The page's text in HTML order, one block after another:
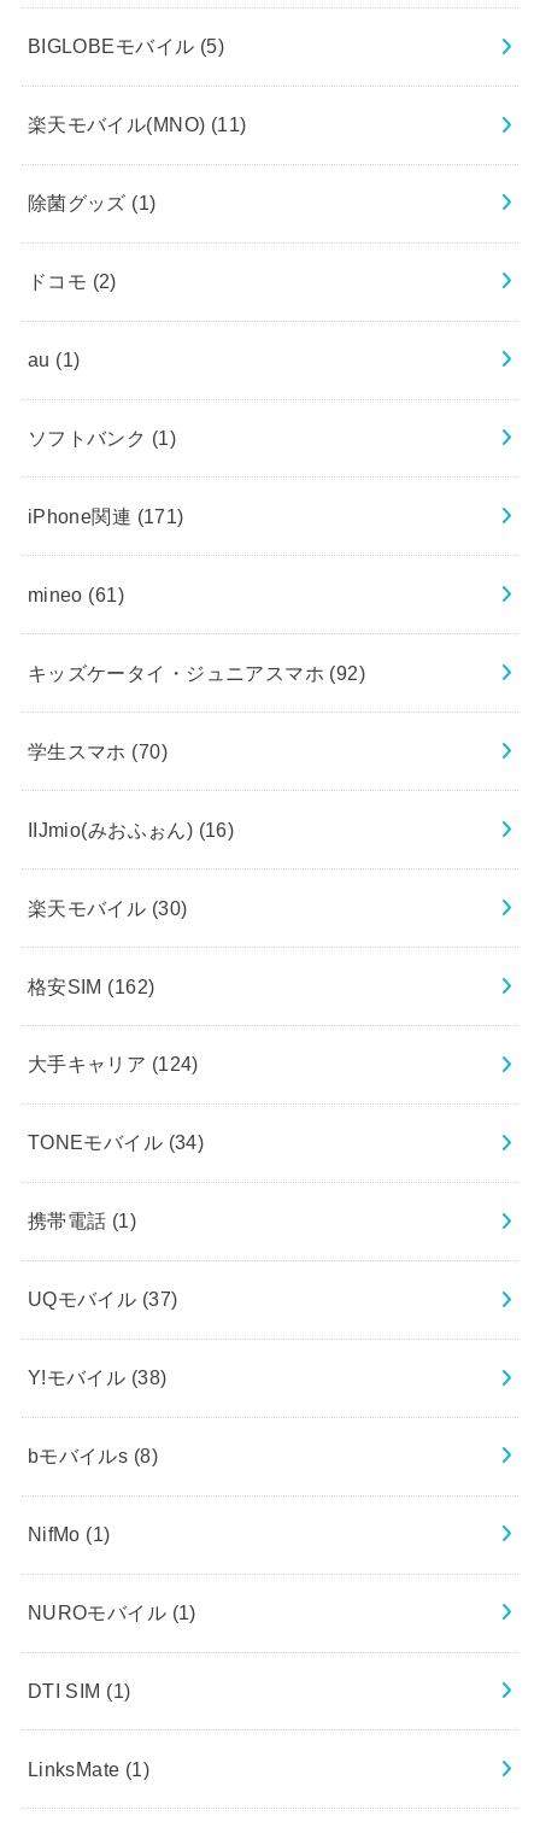
BIGLOBEモバイル (5)
楽天モバイル(MNO) (11)
除菌グッズ (1)
ドコモ (2)
au (1)
ソフトバンク (1)
iPhone関連 (171)
mineo (61)
キッズケータイ・ジュニアスマホ (92)
学生スマホ (70)
IIJmio(みおふぉん) (16)
楽天モバイル (30)
格安SIM (162)
大手キャリア (124)
TONEモバイル (34)
携帯電話 (1)
UQモバイル (37)
Y!モバイル (38)
bモバイルs (8)
NifMo (1)
NUROモバイル (1)
DTI SIM (1)
LinksMate (1)